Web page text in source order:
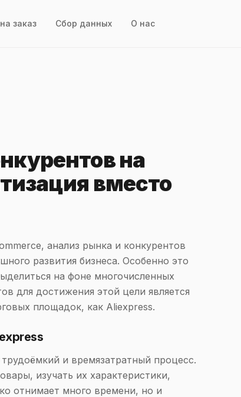
заказ Сбор данных О нас
на
вместо
анализ рынка и конкурентов
развития бизнеса. Особенно это
на фоне многочисленных
для достижения этой цели является
площадок, как Aliexpress.
и времязатратный процесс.
изучать их характеристики,
отнимает много времени, но и